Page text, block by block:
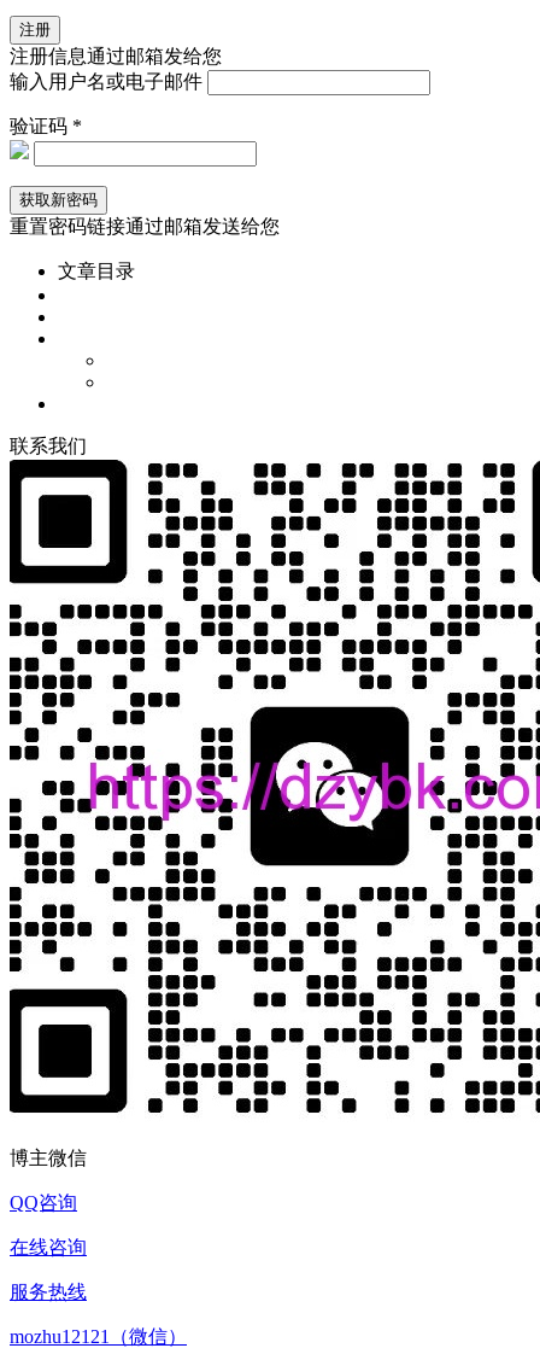
注册信息通过邮箱发给您
输入用户名或电子邮件
验证码 *
重置密码链接通过邮箱发送给您
文章目录
联系我们
博主微信
QQ咨询
在线咨询
服务热线
mozhu12121（微信）